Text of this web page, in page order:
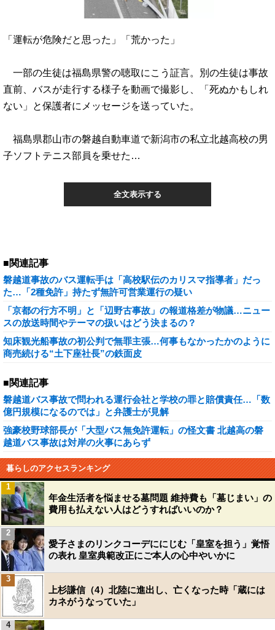
「運転が危険だと思った」「荒かった」
一部の生徒は福島県警の聴取にこう証言。別の生徒は事故
直前、バスが走行する様子を動画で撮影し、「死ぬかもしれ
ない」と保護者にメッセージを送っていた。
福島県郡山市の磐越自動車道で新潟市の私立北越高校の男
子ソフトテニス部員を乗せた…
全文表示する
■関連記事
磐越道事故のバス運転手は「高校駅伝のカリスマ指導者」だっ
た…「2種免許」持たず無許可営業運行の疑い
「京都の行方不明」と「辺野古事故」の報道格差が物議…ニュー
スの放送時間やテーマの扱いはどう決まるの？
知床観光船事故の初公判で無罪主張…何事もなかったかのように
商売続ける“土下座社長”の鉄面皮
■関連記事
磐越道バス事故で問われる運行会社と学校の罪と賠償責任…「数
億円規模になるのでは」と弁護士が見解
強豪校野球部長が「大型バス無免許運転」の怪文書 北越高の磐
越道バス事故は対岸の火事にあらず
暮らしのアクセスランキング
年金生活者を悩ませる墓問題 維持費も「墓じまい」の
費用も払えない人はどうすればいいのか？
1
愛子さまのリンクコーデににじむ「皇室を担う」覚悟
の表れ 皇室典範改正にご本人の心中やいかに
2
上杉謙信（4）北陸に進出し、亡くなった時「蔵には
カネがうなっていた」
3
4